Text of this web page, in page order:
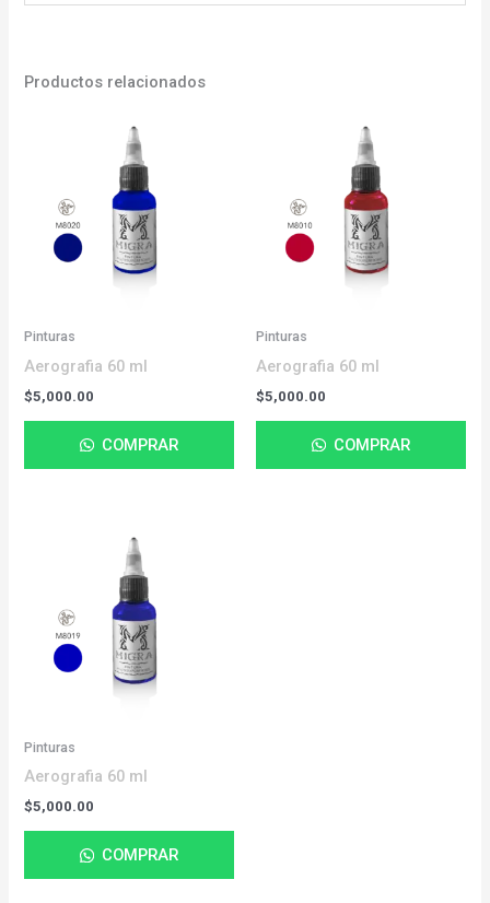
Productos relacionados
Pinturas
Aerografia 60 ml
$5,000.00
COMPRAR
Pinturas
Aerografia 60 ml
$5,000.00
COMPRAR
Pinturas
Aerografia 60 ml
$5,000.00
COMPRAR